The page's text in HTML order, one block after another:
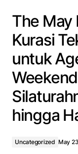
The May
Kurasi
untuk
hingga
Uncategorized May